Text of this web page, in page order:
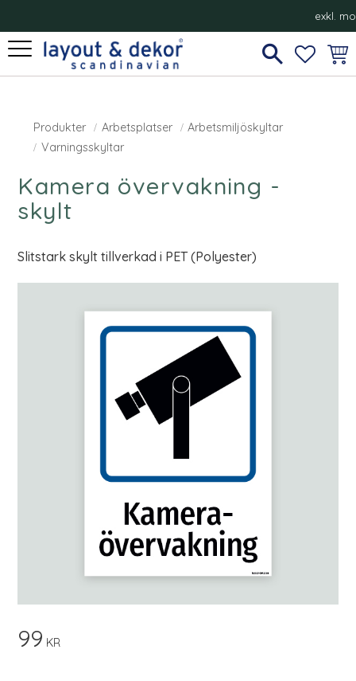
Meny
exkl.
Produkter Arbetsplatser
Arbetsmiljöskyltar
Varningsskyltar
Kamera övervakning -
skylt
Slitstark skylt tillverkad i PET (Polyester)
99 KR